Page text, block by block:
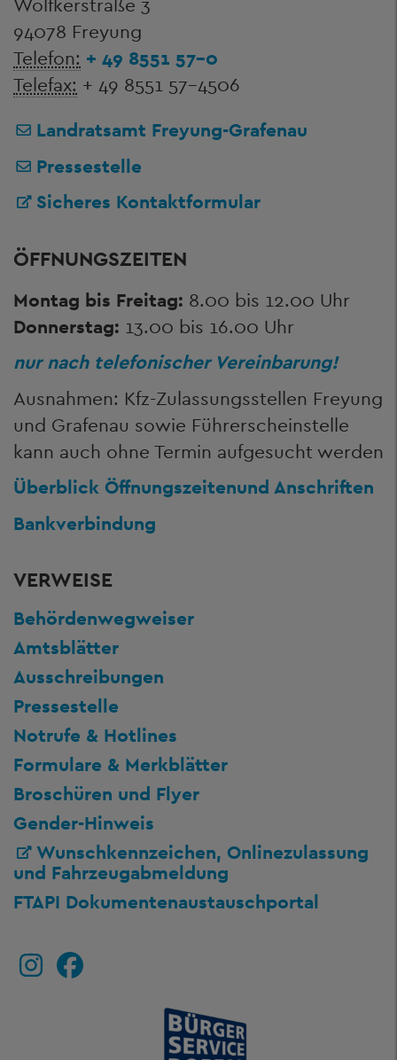
Wolfkerstraße 3
94078 Freyung
Telefon: + 49 8551 57-0
Telefax: + 49 8551 57-4506
Landratsamt Freyung-Grafenau
Pressestelle
Sicheres Kontaktformular
ÖFFNUNGSZEITEN
Montag bis Freitag: 8.00 bis 12.00 Uhr
Donnerstag: 13.00 bis 16.00 Uhr
nur nach telefonischer Vereinbarung!
Ausnahmen: Kfz-Zulassungsstellen Freyung
und Grafenau sowie Führerscheinstelle
kann auch ohne Termin aufgesucht werden
Überblick Öffnungszeitenund Anschriften
Bankverbindung
VERWEISE
Behördenwegweiser
Amtsblätter
Ausschreibungen
Pressestelle
Notrufe & Hotlines
Formulare & Merkblätter
Broschüren und Flyer
Gender-Hinweis
Wunschkennzeichen, Onlinezulassung
und Fahrzeugabmeldung
FTAPI Dokumentenaustauschportal